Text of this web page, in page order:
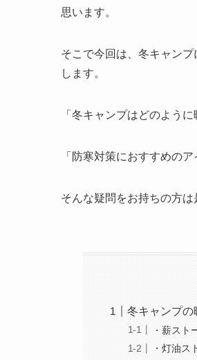
思います。
そこで今回は、冬キャン
します。
「 冬キャンプはどのように
「 防寒対策におすすめのア
そんな疑問をお持ちの方は
冬キャンプ
・薪スト
・灯油ス